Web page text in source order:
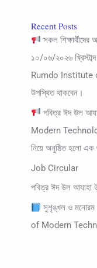
Recent Posts
সকল
১০/০৬/২০২৬ খ্রিস্টাব্দ
Rumdo Institute
উপস্থিত থাকবেন।
পবিত্র ঈদ উল
Modern
নিয়ে অনুষ্ঠিত হলো এক
Job Circular
পবিত্র ঈদ উল আযাহা
সুশৃঙ্খল ও মনোরম
of Modern